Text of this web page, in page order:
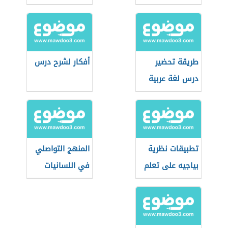
طريقة تحضير
درس لغة عربية
أفكار لشرح درس
تطبيقات نظرية
بياجيه على تعلم
الحساب
المنهج التواصلي
في اللسانيات
التطبيقية